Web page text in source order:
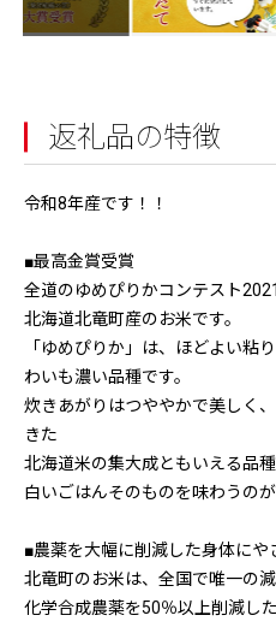
返礼品の特徴
令和8年産です！！
■最高金賞受賞
全道のゆめぴりかコンテスト
北海道北竜町産のお米です。
「ゆめぴりか」は、ほどよい粘
わいも濃い品種です。
炊きあがりはつややかで美しく
きた
北海道米の集大成ともいえる品種
白いごはんそのものを味わうのが
■農薬を大幅に削減した身体にや
北竜町のお米は、全国で唯一の
化学合成農薬を50％以上削減し